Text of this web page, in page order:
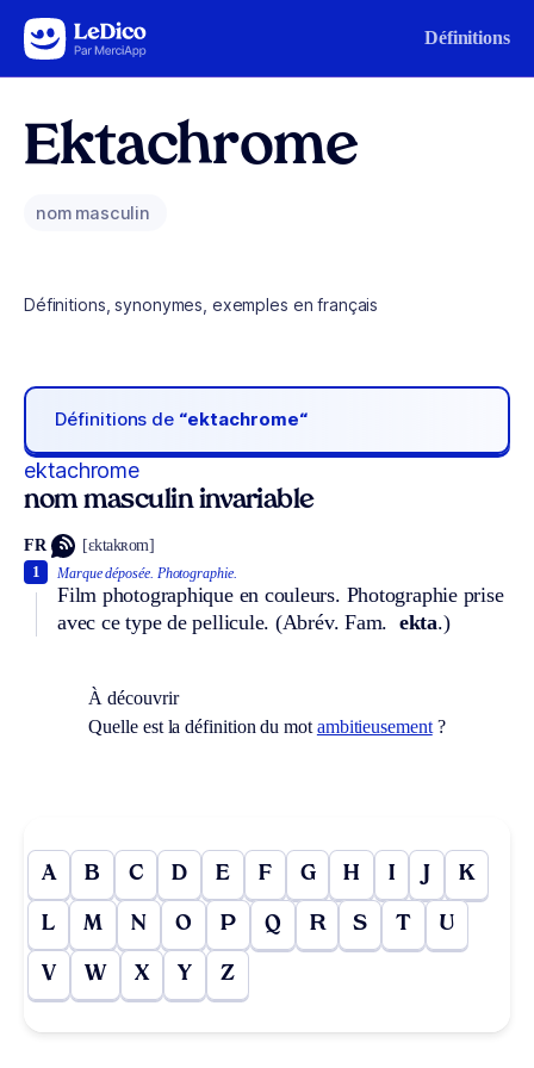
Aller au contenu Définitions
Ektachrome
nom masculin
Définitions, synonymes, exemples en français
Définitions de “ektachrome“
ektachrome
nom masculin invariable
FR [ɛktakʀom]
Marque déposée. Photographie.
Film photographique en couleurs. Photographie prise
avec ce type de pellicule. (Abrév. Fam. ekta.)
1
À découvrir
Quelle est la définition du mot ambitieusement?
A B C D E F G H I J K
L M N O P Q R S T U
V W X Y Z